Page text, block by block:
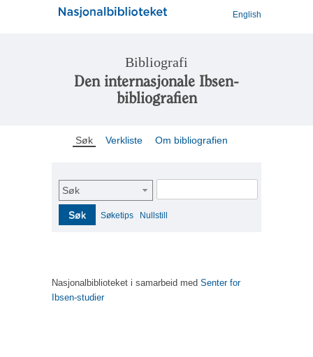
English
Bibliografi
Den internasjonale Ibsen-
bibliografien
Søk Verkliste Om bibliografien
Søk
Søk Søketips Nullstill
Nasjonalbiblioteket i samarbeid med Senter for
Ibsen-studier